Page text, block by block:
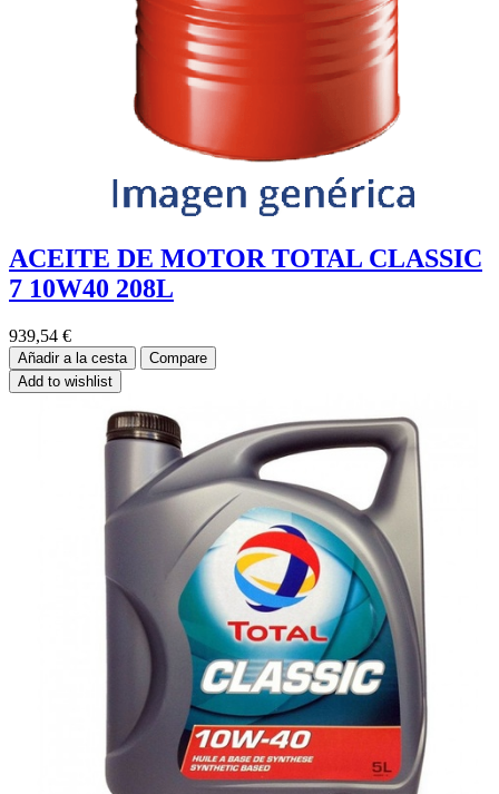
ACEITE DE MOTOR TOTAL CLASSIC
7 10W40 208L
939,54 €
Añadir a la cesta
Compare
Add to wishlist